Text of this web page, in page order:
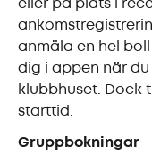
eller på plats i
anmäla en hel
dig i appen när du
klubbhuset. Dock
starttid.
Gruppbokningar